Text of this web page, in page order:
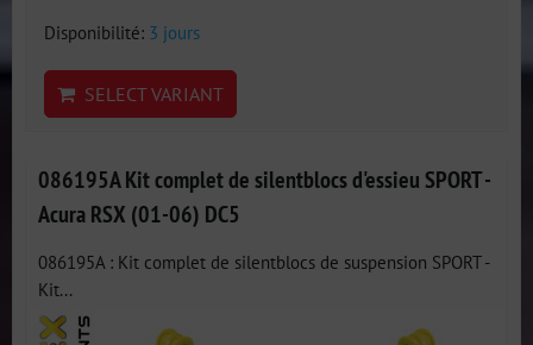
Disponibilité: 3 jours
SELECT VARIANT
086195A Kit complet de silentblocs d'essieu SPORT -
Acura RSX (01-06) DC5
086195A : Kit complet de silentblocs de suspension SPORT -
Kit...